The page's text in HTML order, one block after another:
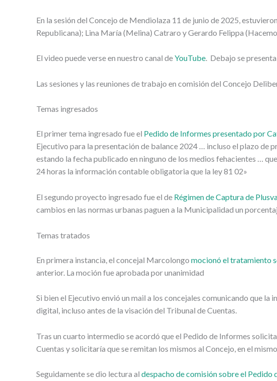
En la sesión del Concejo de Mendiolaza 11 de junio de 2025,
Republicana); Lina María (Melina) Catraro y Gerardo Felippa
El video puede verse en nuestro canal deYouTube. Debajo se
Las sesiones y las reuniones de trabajo en comisión del Concejo
Temas ingresados
El primer tema ingresado fue el Pedido de Informes presentado por
Ejecutivo para la presentación de balance 2024 … incluso el plazo de
estando la fecha publicado en ninguno de los medios fehacientes …
24 horas la información contable obligatoria que la ley 81 02»
El segundo proyecto ingresado fue el de Régimen de Captura de
cambios en las normas urbanas paguen a la Municipalidad un
Temas tratados
En primera instancia, el concejal Marcolongo mocionó el tratamiento
anterior. La moción fue aprobada por unanimidad
Si bien el Ejecutivo envió un mail a los concejales comunicando que
digital, incluso antes de la visación del Tribunal de Cuentas.
Tras un cuarto intermedio se acordó que el Pedido de Informes
Cuentas y solicitaría que se remitan los mismos al Concejo, en el
Seguidamente se dio lectura al despacho de comisión sobre el Pedido